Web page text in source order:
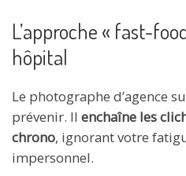
L’approche « fast-
hôpital
Le photographe d’agence
prévenir. Il enchaîne les
chrono, ignorant votre
impersonnel.